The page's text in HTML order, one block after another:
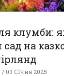
клумби:
на
03 Січня 2025